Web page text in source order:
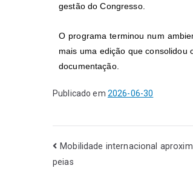
gestão do Congresso.
O programa terminou num
mais uma edição que consolidou
documentação.
Publicado em 2026-06-30
Mobilidade internacional
peias